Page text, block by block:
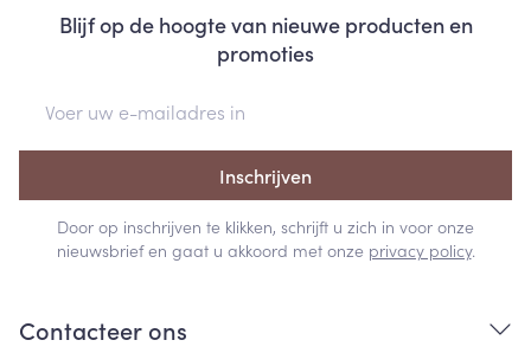
Blijf op de hoogte van nieuwe producten en
promoties
Inschrijven
Door op inschrijven te klikken, schrijft u zich in voor onze
nieuwsbrief en gaat u akkoord met onze privacy policy.
Contacteer ons